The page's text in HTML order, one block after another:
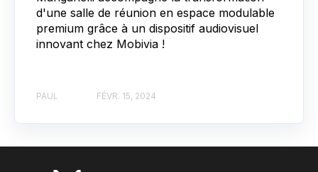
d'une salle de réunion en espace modulable
premium grâce à un dispositif audiovisuel
innovant chez Mobivia !
PAUL FÉVR. 15, 2024